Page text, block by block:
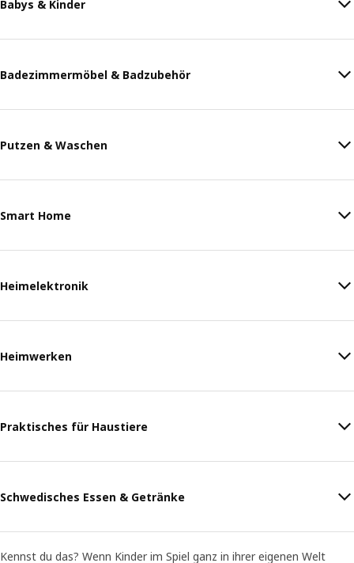
Babys & Kinder
Badezimmermöbel & Badzubehör
Putzen & Waschen
Smart Home
Heimelektronik
Heimwerken
Praktisches für Haustiere
Schwedisches Essen & Getränke
Kennst du das? Wenn Kinder im Spiel ganz in ihrer eigenen Welt